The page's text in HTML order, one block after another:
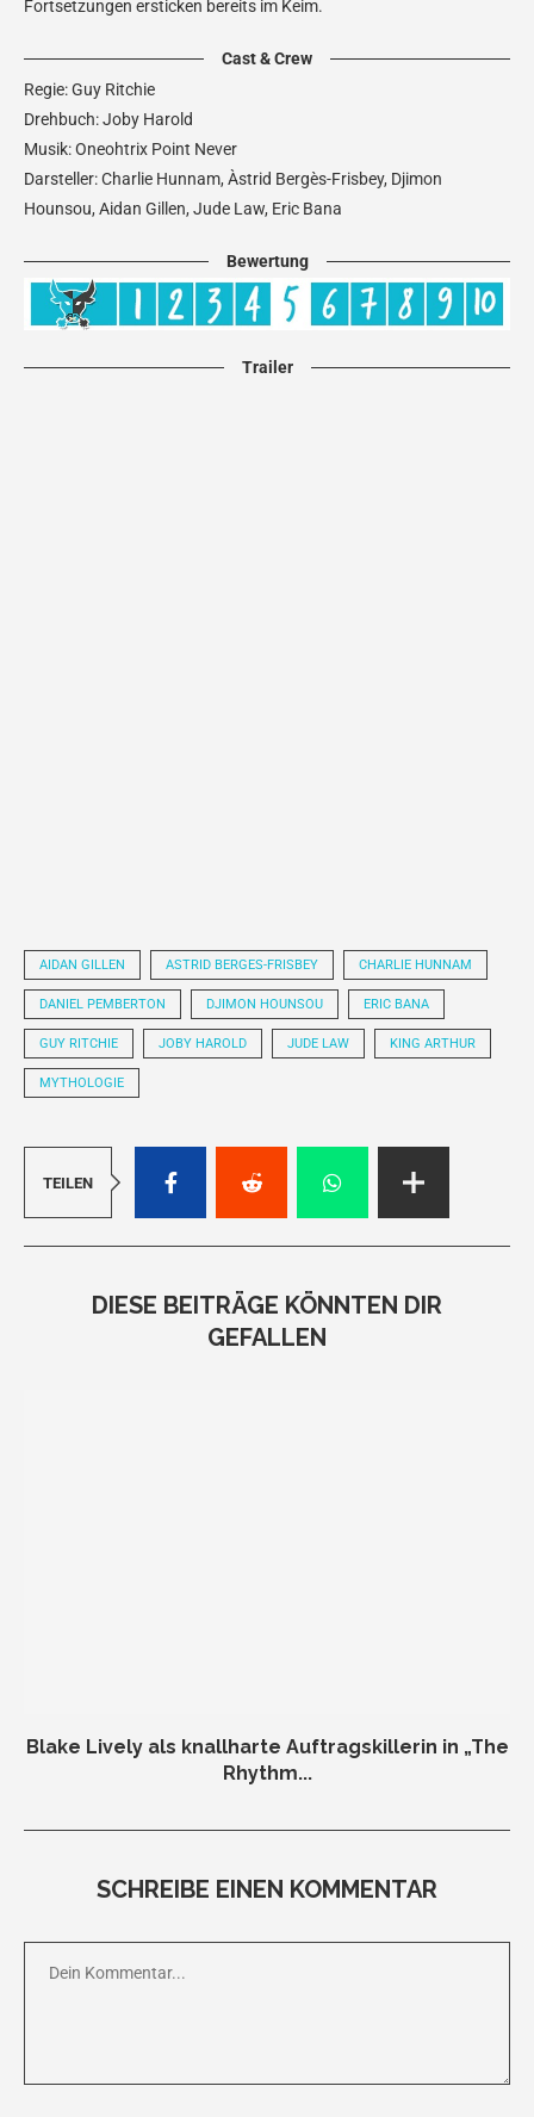
Fortsetzungen ersticken bereits im Keim.
Cast & Crew
Regie: Guy Ritchie
Drehbuch: Joby Harold
Musik: Oneohtrix Point Never
Darsteller: Charlie Hunnam, Àstrid Bergès-Frisbey, Djimon
Hounsou, Aidan Gillen, Jude Law, Eric Bana
Bewertung
Trailer
AIDAN GILLEN ASTRID BERGES-FRISBEY CHARLIE HUNNAM
DANIEL PEMBERTON DJIMON HOUNSOU ERIC BANA
GUY RITCHIE JOBY HAROLD JUDE LAW KING ARTHUR
MYTHOLOGIE
TEILEN
DIESE BEITRÄGE KÖNNTEN DIR
GEFALLEN
Blake Lively als knallharte Auftragskillerin in „The
Rhythm...
SCHREIBE EINEN KOMMENTAR